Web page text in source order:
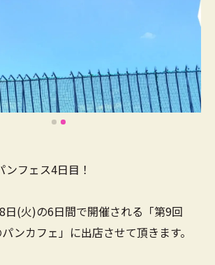
フェス4日目！
日(火)の6日間で開催される「第9回
ンカフェ」に出店させて頂きます。